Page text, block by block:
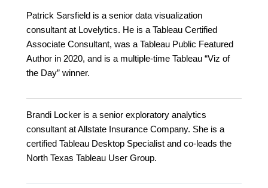
Patrick Sarsfield is a senior data visualization
consultant at Lovelytics. He is a Tableau Certified
Associate Consultant, was a Tableau Public Featured
Author in 2020, and is a multiple-time Tableau “Viz of
the Day” winner.
Brandi Locker is a senior exploratory analytics
consultant at Allstate Insurance Company. She is a
certified Tableau Desktop Specialist and co-leads the
North Texas Tableau User Group.